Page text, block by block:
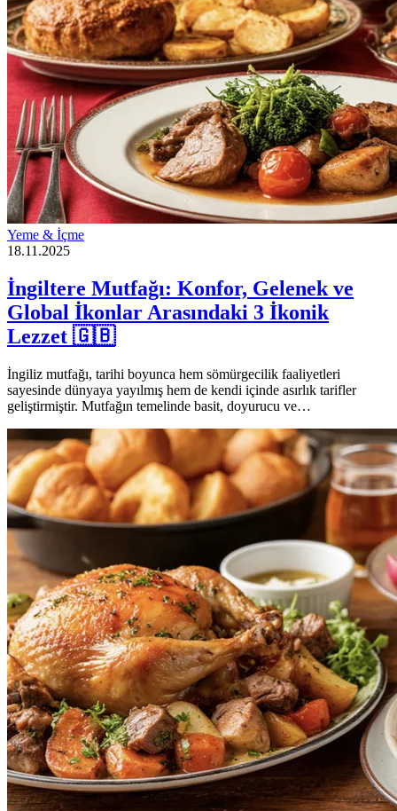
Yeme & İçme
18.11.2025
İngiltere Mutfağı: Konfor, Gelenek ve
Global İkonlar Arasındaki 3 İkonik
Lezzet 🇬🇧
İngiliz mutfağı, tarihi boyunca hem sömürgecilik faaliyetleri
sayesinde dünyaya yayılmış hem de kendi içinde asırlık tarifler
geliştirmiştir. Mutfağın temelinde basit, doyurucu ve…